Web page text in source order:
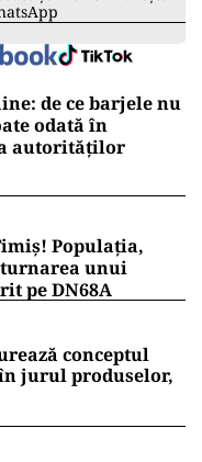
de ce barjele nu
odată în
autorităților
Populația,
unui
pe DN68A
conceptul
jurul produselor,